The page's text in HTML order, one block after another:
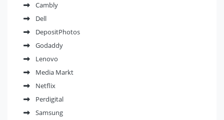
Cambly
Dell
DepositPhotos
Godaddy
Lenovo
Media Markt
Netflix
Perdigital
Samsung